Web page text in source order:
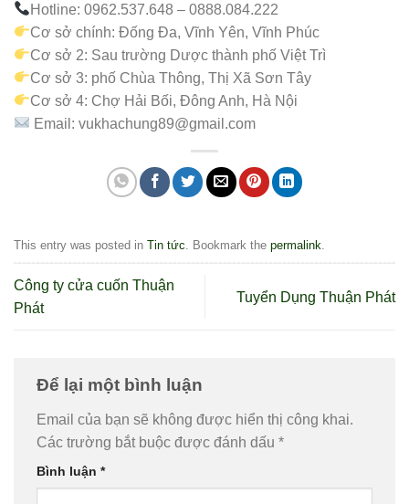
Hotline: 0962.537.648 – 0888.084.222
Cơ sở chính: Đống Đa, Vĩnh Yên, Vĩnh Phúc
Cơ sở 2: Sau trường Dược thành phố Việt Trì
Cơ sở 3: phố Chùa Thông, Thị Xã Sơn Tây
Cơ sở 4: Chợ Hải Bối, Đông Anh, Hà Nội
Email: vukhachung89@gmail.com
This entry was posted in Tin tức. Bookmark the permalink.
Công ty cửa cuốn Thuận
Phát
Tuyển Dụng Thuận Phát
Để lại một bình luận
Email của bạn sẽ không được hiển thị công khai.
Các trường bắt buộc được đánh dấu *
Bình luận *